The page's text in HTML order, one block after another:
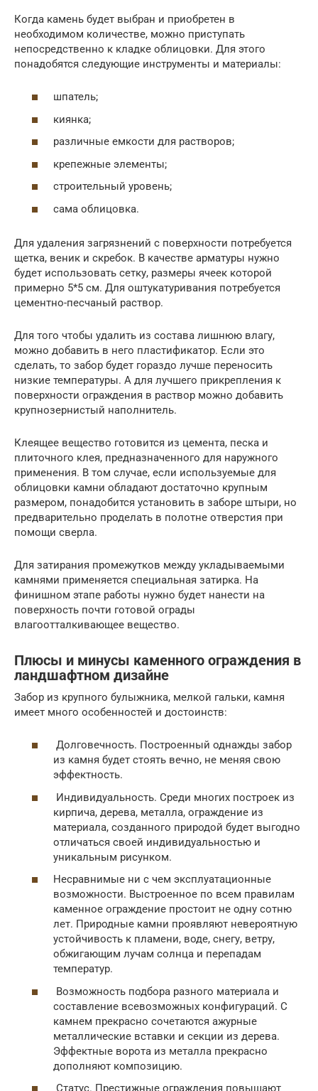
Когда камень будет выбран и приобретен в
необходимом количестве, можно приступать
непосредственно к кладке облицовки. Для этого
понадобятся следующие инструменты и материалы:
шпатель;
киянка;
различные емкости для растворов;
крепежные элементы;
строительный уровень;
сама облицовка.
Для удаления загрязнений с поверхности потребуется
щетка, веник и скребок. В качестве арматуры нужно
будет использовать сетку, размеры ячеек которой
примерно 5*5 см. Для оштукатуривания потребуется
цементно-песчаный раствор.
Для того чтобы удалить из состава лишнюю влагу,
можно добавить в него пластификатор. Если это
сделать, то забор будет гораздо лучше переносить
низкие температуры. А для лучшего прикрепления к
поверхности ограждения в раствор можно добавить
крупнозернистый наполнитель.
Клеящее вещество готовится из цемента, песка и
плиточного клея, предназначенного для наружного
применения. В том случае, если используемые для
облицовки камни обладают достаточно крупным
размером, понадобится установить в заборе штыри, но
предварительно проделать в полотне отверстия при
помощи сверла.
Для затирания промежутков между укладываемыми
камнями применяется специальная затирка. На
финишном этапе работы нужно будет нанести на
поверхность почти готовой ограды
влагоотталкивающее вещество.
Плюсы и минусы каменного ограждения в
ландшафтном дизайне
Забор из крупного булыжника, мелкой гальки, камня
имеет много особенностей и достоинств:
Долговечность. Построенный однажды забор
из камня будет стоять вечно, не меняя свою
эффектность.
Индивидуальность. Среди многих построек из
кирпича, дерева, металла, ограждение из
материала, созданного природой будет выгодно
отличаться своей индивидуальностью и
уникальным рисунком.
Несравнимые ни с чем эксплуатационные
возможности. Выстроенное по всем правилам
каменное ограждение простоит не одну сотню
лет. Природные камни проявляют невероятную
устойчивость к пламени, воде, снегу, ветру,
обжигающим лучам солнца и перепадам
температур.
Возможность подбора разного материала и
составление всевозможных конфигураций. С
камнем прекрасно сочетаются ажурные
металлические вставки и секции из дерева.
Эффектные ворота из металла прекрасно
дополняют композицию.
Статус. Престижные ограждения повышают